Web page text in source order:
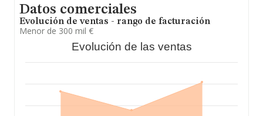
Datos comerciales
Evolución de ventas - rango de facturación
Menor de 300 mil €
Evolución de las ventas